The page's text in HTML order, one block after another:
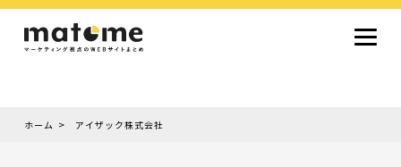
ホーム アイザック株式会社